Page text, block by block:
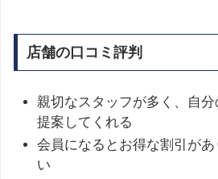
店舗の口コミ評判
親切なスタッフが多く、自
提案してくれる
会員になるとお得な割引が
い